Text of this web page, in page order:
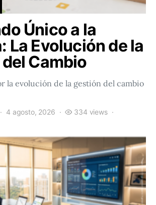
Único a la
La Evolución de la
Cambio
la evolución de la gestión del cambio
4 agosto, 2026
334 views